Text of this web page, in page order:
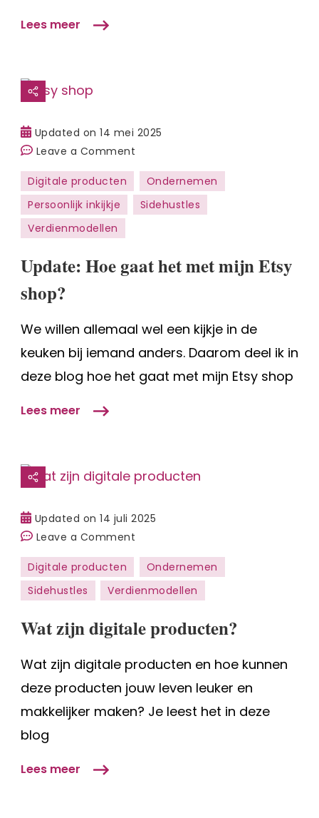
Lees meer
Updated on14 mei 2025
Leave a Comment
Update:
Hoe
gaat
mijn
Digitale producten
Ondernemen
Persoonlijk inkijkje
Sidehustles
Verdienmodellen
Update: Hoe gaat het met mijn Etsy
shop?
We willen allemaal wel een kijkje in de
keuken bij iemand anders. Daarom deel ik in
deze blog hoe het gaat met mijn Etsy shop
Lees meer
Updated on14 juli 2025
Leave a Comment
Wat
zijn
digitale
Digitale producten
Ondernemen
Sidehustles
Verdienmodellen
Wat zijn digitale producten?
Wat zijn digitale producten en hoe kunnen
deze producten jouw leven leuker en
makkelijker maken? Je leest het in deze
blog
Lees meer